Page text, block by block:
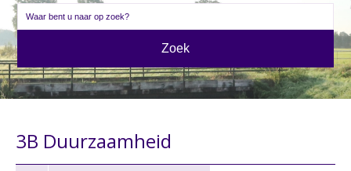
3B Duurzaamheid